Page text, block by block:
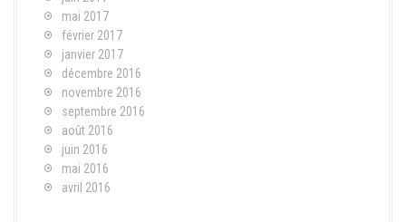
mai 2017
février 2017
janvier 2017
décembre 2016
novembre 2016
septembre 2016
août 2016
juin 2016
mai 2016
avril 2016